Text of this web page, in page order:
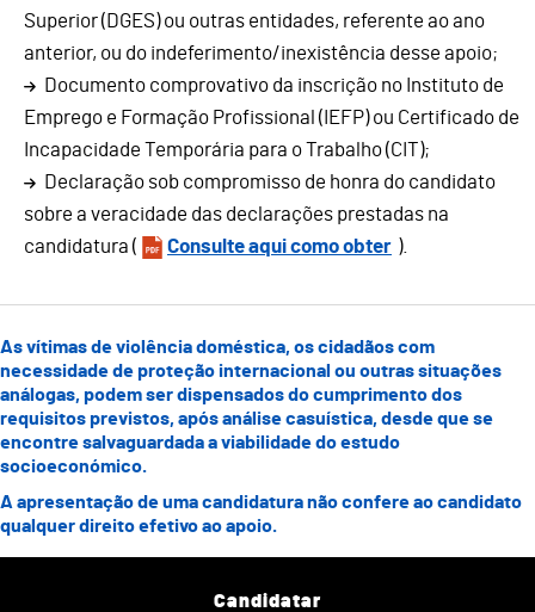
Superior (DGES) ou outras entidades, referente ao ano
anterior, ou do indeferimento/inexistência desse apoio;
Documento comprovativo da inscrição no Instituto de
Emprego e Formação Profissional (IEFP) ou Certificado de
Incapacidade Temporária para o Trabalho (CIT);
Declaração sob compromisso de honra do candidato
sobre a veracidade das declarações prestadas na
candidatura (
Consulte aqui como obter ).
As vítimas de violência doméstica, os cidadãos com
necessidade de proteção internacional ou outras situações
análogas, podem ser dispensados do cumprimento dos
requisitos previstos, após análise casuística, desde que se
encontre salvaguardada a viabilidade do estudo
socioeconómico.
A apresentação de uma candidatura não confere ao candidato
qualquer direito efetivo ao apoio.
Candidatar